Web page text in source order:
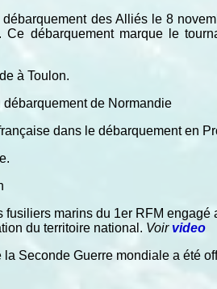
des Alliés le 8
Ce débarquement marque le
à Toulon.
débarquement de Normandie
dans le débarquement en
fusiliers marins du 1er RFM
du territoire national. Voir video
la Seconde Guerre mondiale a été